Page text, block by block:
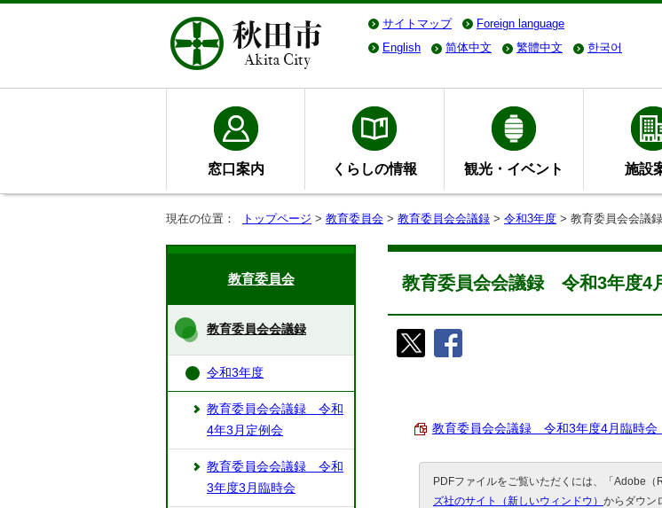
サイトマップ Foreign language
English
简体中文 繁體中文 한국어
窓口案内 くらしの情報 観光・イベント 施設
現在の位置： トップページ > 教育委員会 > 教育委員会会議録 > 令和3年度 > 教育委員会会議
教育委員会会議録 令和3年度4
教育委員会会議録 令和3年度4月臨時会
PDFファイルをご覧いただくには、「Adobe
ズ社のサイト（新しいウィンドウ） からダウン
教育委員会
教育委員会会議録
令和3年度
教育委員会会議録 令和
4年3月定例会
教育委員会会議録 令和
3年度3月臨時会